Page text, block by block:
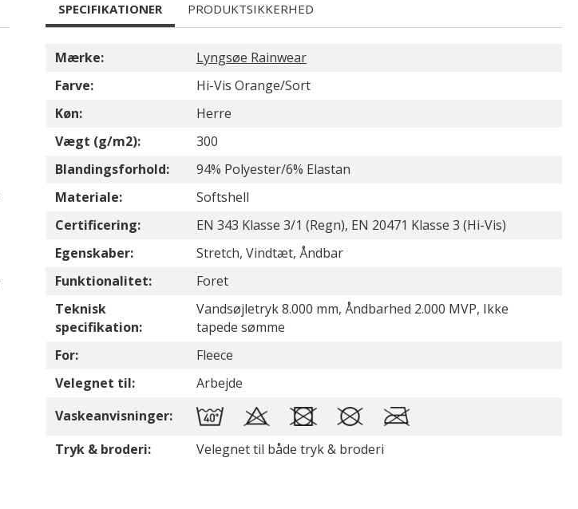
SPECIFIKATIONER PRODUKTSIKKERHED
Mærke:
Lyngsøe Rainwear
Farve:
Hi-Vis Orange/Sort
Køn:
Herre
Vægt (g/m2):
300
Blandingsforhold:
94% Polyester/6% Elastan
Materiale:
Softshell
Certificering:
EN 343 Klasse 3/1 (Regn), EN 20471 Klasse 3 (Hi-Vis)
Egenskaber:
Stretch, Vindtæt, Åndbar
Funktionalitet:
Foret
Teknisk
specifikation:
Vandsøjletryk 8.000 mm, Åndbarhed 2.000 MVP, Ikke
tapede sømme
For:
Fleece
Velegnet til:
Arbejde
Vaskeanvisninger:
Tryk & broderi:
Velegnet til både tryk & broderi